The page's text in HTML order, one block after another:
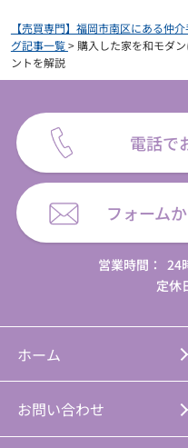
【売買専門】福岡市南区にある仲
グ記事一覧> 購入した家を和モダ
ントを解説
電話で
フォーム
営業時間：
24
定休
ホーム
お問い合わせ